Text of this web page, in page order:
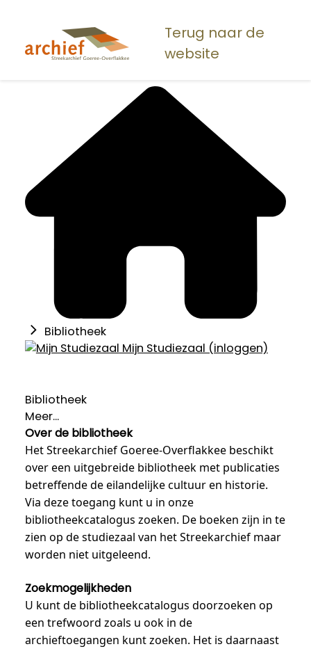
naar
Terug naar de
website
Bibliotheek
Mijn Studiezaal (inloggen)
Bibliotheek
Meer...
Over de bibliotheek
Het Streekarchief Goeree-Overflakkee beschikt
over een uitgebreide bibliotheek met publicaties
betreffende de eilandelijke cultuur en historie.
Via deze toegang kunt u in onze
bibliotheekcatalogus zoeken. De boeken zijn in te
zien op de studiezaal van het Streekarchief maar
worden niet uitgeleend.
Zoekmogelijkheden
U kunt de bibliotheekcatalogus doorzoeken op
een trefwoord zoals u ook in de
archieftoegangen kunt zoeken. Het is daarnaast